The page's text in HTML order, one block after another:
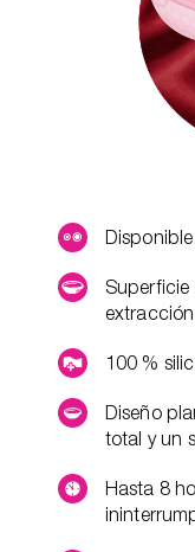
100 %
Diseño
total y un
Hasta 8